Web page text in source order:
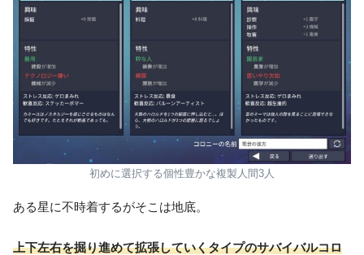
初めに選択する個性豊かな複製人間3人
ある星に不時着するがそこは地底。
上下左右を掘り進めて拡張していくタイプのサバイバルコロ